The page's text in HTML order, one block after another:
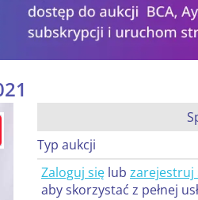
Typ aukcji
Zaloguj się lub zarejestruj
aby skorzystać z pełnej